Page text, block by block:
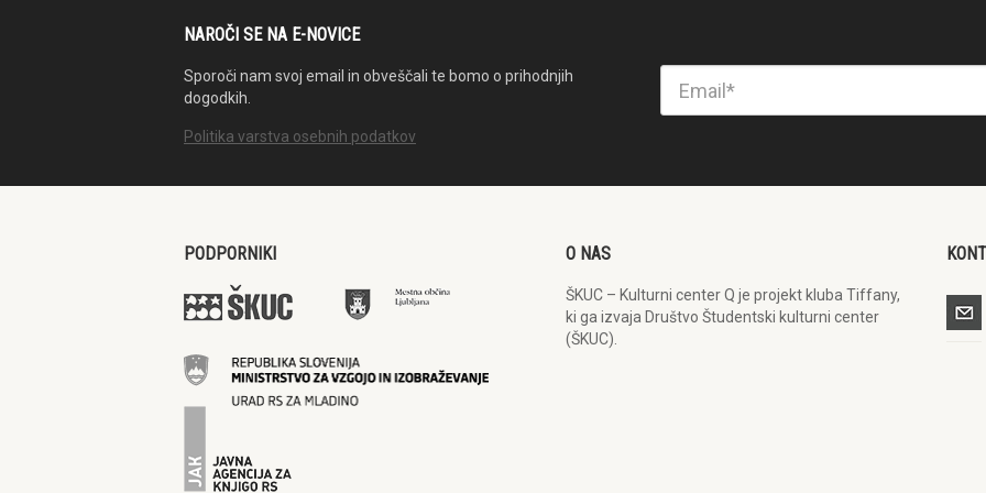
NAROČI SE NA E-NOVICE
Sporoči nam svoj email in obveščali te bomo o prihodnjih
dogodkih.
Politika varstva osebnih podatkov
PODPORNIKI O NAS
ŠKUC – Kulturni center Q je projekt kluba Tiffany,
ki ga izvaja Društvo Študentski kulturni center
(ŠKUC).